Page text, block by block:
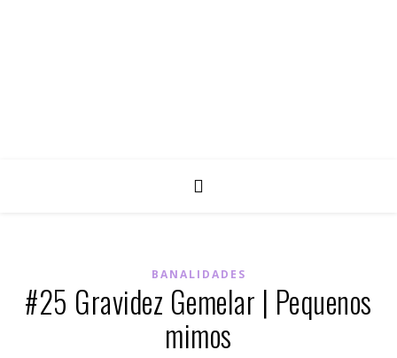
BANALIDADES
#25 Gravidez Gemelar | Pequenos
mimos